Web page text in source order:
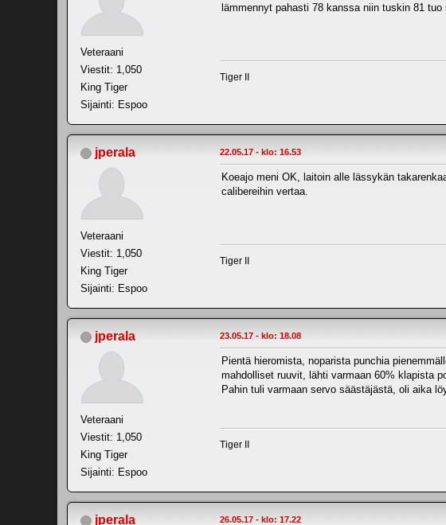
Veteraani
Viestit: 1,050
King Tiger
Sijainti: Espoo
lämmennyt pahasti 78 kanssa niin tuskin 81 tuo
Tiger II
jperala
Veteraani
Viestit: 1,050
King Tiger
Sijainti: Espoo
22.05.17 - klo: 16.53
Koeajo meni OK, laitoin alle lässykän
calibereihin vertaa.
Tiger II
jperala
Veteraani
Viestit: 1,050
King Tiger
Sijainti: Espoo
23.05.17 - klo: 18.08
Pientä hieromista, noparista punchia
mahdolliset ruuvit, lähti varmaan 60% klapista
Pahin tuli varmaan servo säästäjästä, oli aika
Tiger II
jperala 26.05.17 - klo: 17.22